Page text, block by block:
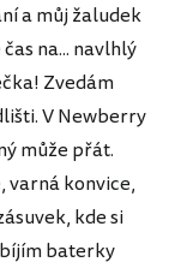
a můj žaludek
na... navlhlý
Zvedám
V Newberry
může přát.
varná konvice,
kde si
baterky